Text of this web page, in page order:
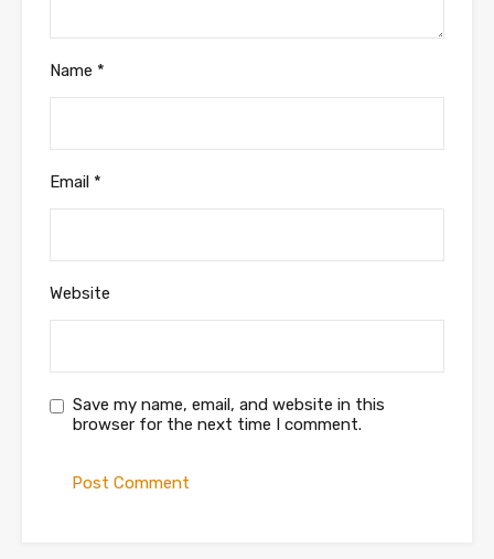
Name *
Email *
Website
Save my name, email, and website in this
browser for the next time I comment.